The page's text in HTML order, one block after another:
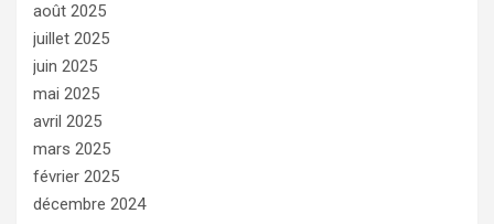
août 2025
juillet 2025
juin 2025
mai 2025
avril 2025
mars 2025
février 2025
décembre 2024